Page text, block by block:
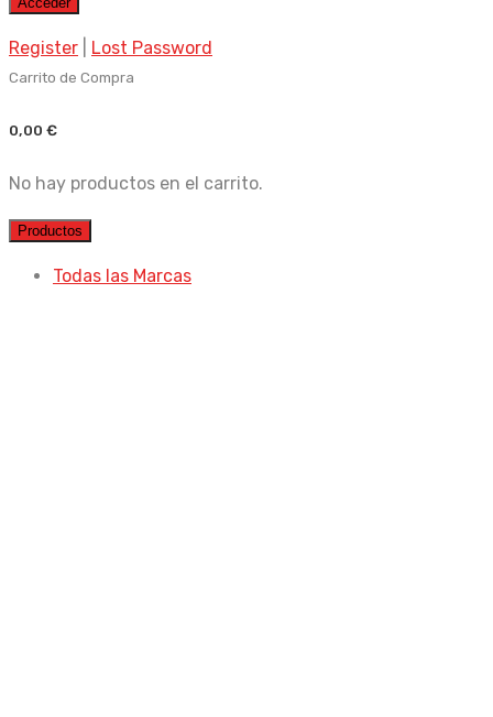
Register Lost Password
Carrito de Compra
0,00 €
No hay productos en el carrito.
Productos
Todas las Marcas